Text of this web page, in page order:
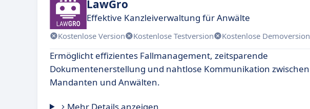
LawGro
Effektive Kanzleiverwaltung für Anwälte
Kostenlose Version Kostenlose Testversion Kostenlose Demoversion
Ermöglicht effizientes Fallmanagement, zeitsparende
Dokumentenerstellung und nahtlose Kommunikation zwischen
Mandanten und Anwälten.